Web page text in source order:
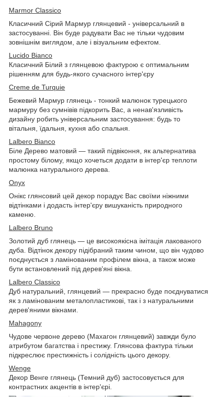
Marmor Classico
Класичний Сірий Мармур глянцевий - універсальний в
застосуванні. Він буде радувати Вас не тільки чудовим
зовнішнім виглядом, але і візуальним ефектом.
Lucido Bianco
Класичний Білий з глянцевою фактурою є оптимальним
рішенням для будь-якого сучасного інтер'єру
Creme de Turquie
Бежевий Мармур глянець - тонкий малюнок турецького
мармуру без сумнівів підкорить Вас, а ненав'язливість
дизайну робить універсальним застосування: будь то
вітальня, їдальня, кухня або спальня.
Lalbero Bianco
Біле Дерево матовий — такий підвіконня, як альтернатива
простому білому, якщо хочеться додати в інтер'єр теплоти
малюнка натурального дерева.
Onyx
Онікс глянсовий цей декор порадує Вас своїми ніжними
відтінками і додасть інтер'єру вишуканість природного
каменю.
Lalbero Bruno
Золотий дуб глянець — це високоякісна імітація лакованого
дуба. Відтінок декору підібраний таким чином, що він чудово
поєднується з ламінованим профілем вікна, а також може
бути встановлений під дерев'яні вікна.
Lalbero Classico
Дуб натуральний, глянцевий — прекрасно буде поєднуватися
як з ламінованим металопластикові, так і з натуральними
дерев'яними вікнами.
Mahagony
Чудове червоне дерево (Махагон глянцевий) завжди було
атрибутом багатства і престижу. Глянсова фактура тільки
підкреслює престижність і солідність цього декору.
Wenge
Декор Венге глянець (Темний дуб) застосовується для
контрастних акцентів в інтер'єрі.